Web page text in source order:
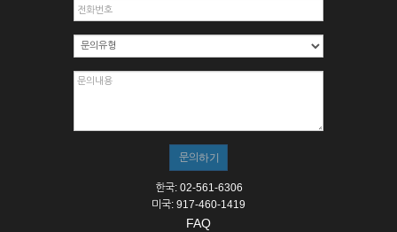
한국: 02-561-6306
미국: 917-460-1419
FAQ